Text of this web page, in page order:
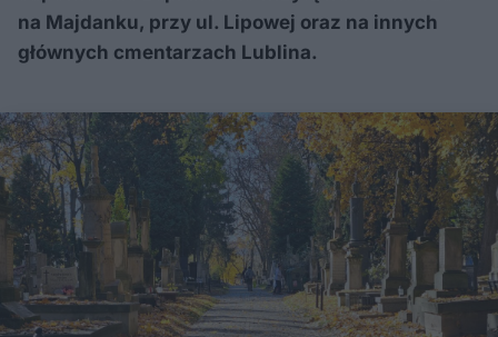
na Majdanku, przy ul. Lipowej oraz na innych
głównych cmentarzach Lublina.